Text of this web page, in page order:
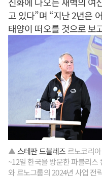
고 있다”며 “지난 2년은
태양이 떠오를 것으로 보
▲스테판 드블레즈 르노코리
~12일 한국을 방문한 파블리
와 르노그룹의 2024년 사업 전